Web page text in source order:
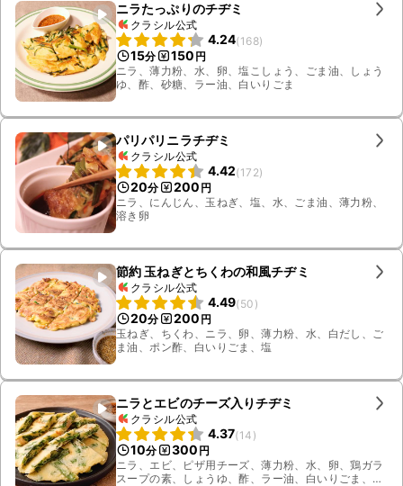
ニラたっぷりのチヂミ
クラシル公式
4.24(168)
15分 150 円
ニラ、薄力粉、水、卵、塩こしょう、ごま油、しょう
ゆ、酢、砂糖、ラー油、白いりごま
パリパリニラチヂミ
クラシル公式
4.42(172)
20分 200 円
ニラ、にんじん、玉ねぎ、塩、水、ごま油、薄力粉、
溶き卵
節約 玉ねぎとちくわの和風チヂミ
クラシル公式
4.49(50 )
20分 200 円
玉ねぎ、ちくわ、ニラ、卵、薄力粉、水、白だし、ご
ま油、ポン酢、白いりごま、塩
ニラとエビのチーズ入りチヂミ
クラシル公式
4.37(14 )
10分 300 円
ニラ、エビ、ピザ用チーズ、薄力粉、水、卵、鶏ガラ
スープの素、しょうゆ、酢、ラー油、白いりごま、砂